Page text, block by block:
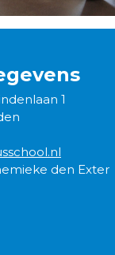
1
den Exter